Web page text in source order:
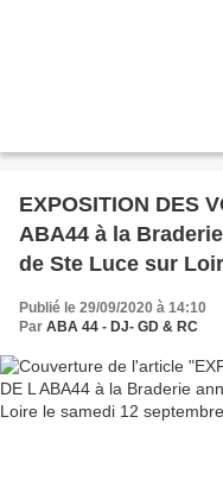
EXPOSITION DES VOITURES ANCIENNES DE L
ABA44 à la Braderie annuelle des commerçants
de Ste Luce sur Loire le samedi 12 septembre
Publié le 29/09/2020 à 14:10
Par ABA 44 - DJ- GD & RC